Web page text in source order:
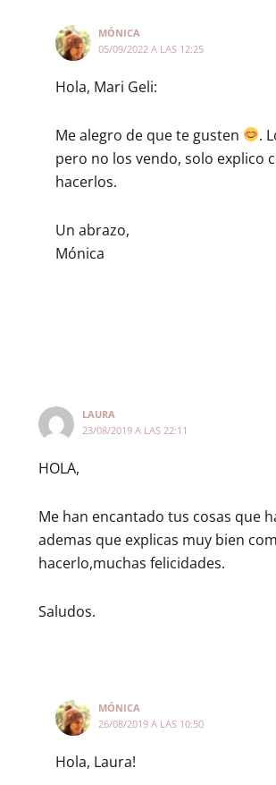
MÓNICA
05/09/2022 A LAS 12:25
Hola, Mari Geli:
Me alegro de que te gusten
.
pero no los vendo, solo explico
hacerlos.
Un abrazo,
Mónica
LAURA
23/08/2019 A LAS 22:11
HOLA,
Me han encantado tus cosas que
ademas que explicas muy bien
hacerlo,muchas felicidades.
Saludos.
MÓNICA
26/08/2019 A LAS 10:50
Hola, Laura!